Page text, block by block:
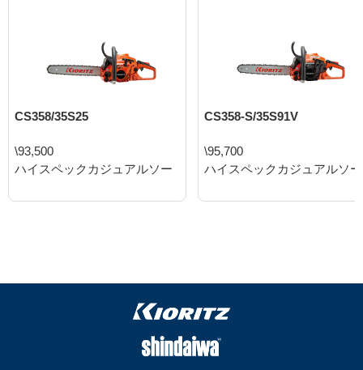
CS358/35S25
\93,500
ハイスペックカジュアルソー
CS358-S/35S91V
\95,700
ハイスペックカジュアルソー